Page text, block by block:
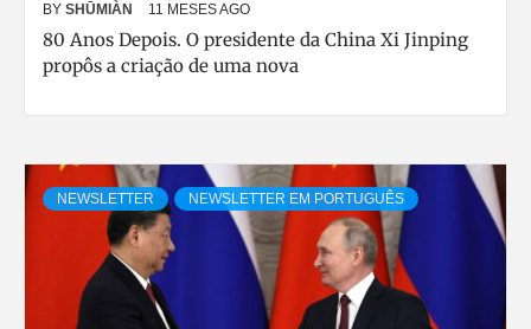
BY SHŪMIÀN 11 MESES AGO
80 Anos Depois. O presidente da China Xi Jinping
propôs a criação de uma nova
NEWSLETTER NEWSLETTER EM PORTUGUÊS